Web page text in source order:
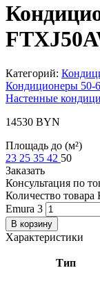
Категорий:
Кондиционеры 50-
Настенные
14530 BYN
Площадь до (м²)
23 25 35 42 50
Заказать
Консультация по
Количество
Emura 3
В корзину
Характеристики
Тип